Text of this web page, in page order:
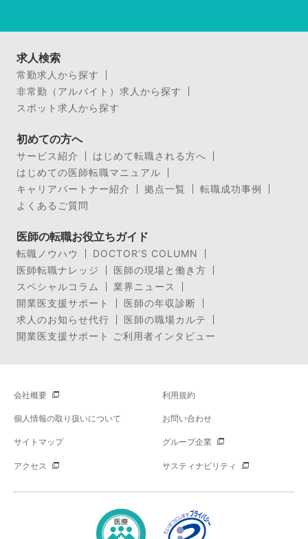
求人検索
常勤求人から探す
非常勤（アルバイト）求人から探す
スポット求人から探す
初めての方へ
サービス紹介
はじめて転職される方へ
はじめての医師転職マニュアル
キャリアパートナー紹介
拠点一覧
転職成功事例
よくあるご質問
医師の転職お役立ちガイド
転職ノウハウ
DOCTOR’S COLUMN
医師転職ナレッジ
医師の現場と働き方
スペシャルコラム
業界ニュース
開業医支援サポート
医師の年収診断
求人のお知らせ代行
医師の職場カルテ
開業医支援サポート ご利用者インタビュー
会社概要 利用規約
個人情報の取り扱いについて お問い合わせ
サイトマップ グループ企業
アクセス サスティナビリティ